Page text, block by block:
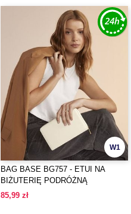
W1
BAG BASE BG757 - ETUI NA
BIŻUTERIĘ PODRÓŻNĄ
BOUTIQUE
85,99 zł